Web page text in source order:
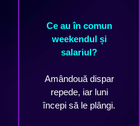
Ce au în comun
weekendul și
salariul?
Amândouă dispar
repede, iar luni
începi să le plângi.